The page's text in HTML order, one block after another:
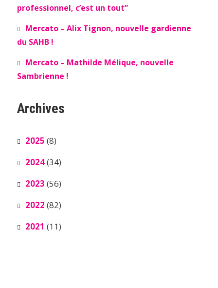
professionnel, c’est un tout”
Mercato – Alix Tignon, nouvelle gardienne
du SAHB !
Mercato – Mathilde Mélique, nouvelle
Sambrienne !
Archives
2025 (8)
2024(34)
2023 (56)
2022 (82)
2021 (11)